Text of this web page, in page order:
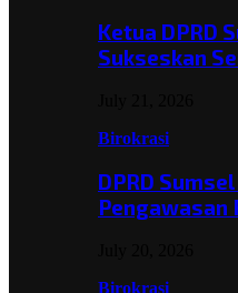
Ketua DPRD
Sukseskan
Birokrasi
DPRD
Pengawasan
Birokrasi